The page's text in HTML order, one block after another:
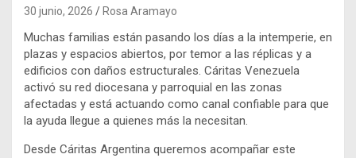
30 junio, 2026 Rosa Aramayo
Muchas familias están pasando los días a la intemperie, en
plazas y espacios abiertos, por temor a las réplicas y a
edificios con daños estructurales. Cáritas Venezuela
activó su red diocesana y parroquial en las zonas
afectadas y está actuando como canal confiable para que
la ayuda llegue a quienes más la necesitan.
Desde Cáritas Argentina queremos acompañar este